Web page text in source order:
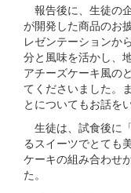
報告後に、生徒の
が開発した商品のお
レゼンテーションか
分と風味を活かし、
アチーズケーキ風の
てくださいました。
とについてもお話を
生徒は、試食後に
るスイーツでとても
ケーキの組み合わせ
た。